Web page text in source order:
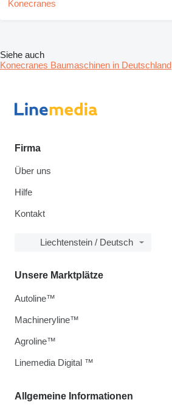
Siehe auch
Konecranes Baumaschinen in Deutschland
Firma
Über uns
Hilfe
Kontakt
Liechtenstein / Deutsch
Allgemeine Informationen
Unsere Marktplätze
Autoline™
Machineryline™
Agroline™
Linemedia Digital ™